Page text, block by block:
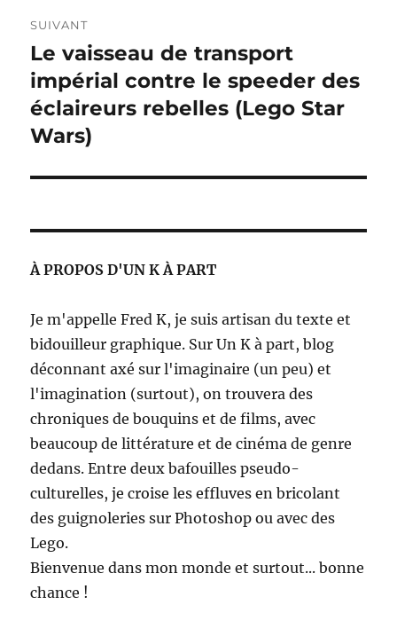
SUIVANT
Publication
suivante :
Le vaisseau de transport
impérial contre le speeder des
éclaireurs rebelles (Lego Star
Wars)
À PROPOS D'UN K À PART
Je m'appelle Fred K, je suis artisan du texte et
bidouilleur graphique. Sur Un K à part, blog
déconnant axé sur l'imaginaire (un peu) et
l'imagination (surtout), on trouvera des
chroniques de bouquins et de films, avec
beaucoup de littérature et de cinéma de genre
dedans. Entre deux bafouilles pseudo-
culturelles, je croise les effluves en bricolant
des guignoleries sur Photoshop ou avec des
Lego.
Bienvenue dans mon monde et surtout... bonne
chance !